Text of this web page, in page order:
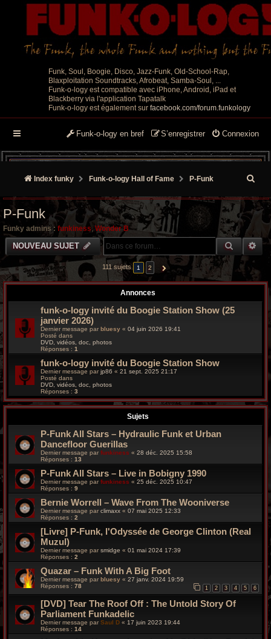
Funk, Soul, Boogie, Disco, Jazz-Funk, Old-School-Rap,
Blaxploitation Soundtracks, Afrobeat, Samba-Soul, ...
Funk-o-logy est compatible avec iPhone, Android, iPad et
Blackberry via l'application Tapatalk
Funk-o-logy est également sur facebook.com/forum.funkology
Connexion
S’enregistrer
Funk-o-logy en bref
Index funky Funk-o-logy Hall of Fame P-Funk
e
h
r
g
o
P-Funk
Funky admins : funkiness, Wonder B
NOUVEAU SUJET
111 sujets 1 2 SUIVANTE
Annonces
funk-o-logy invité du Boogie Station Show (25
janvier 2026)
Dernier message par bluesy « 04 juin 2026 19:41
Posté dans
DVD, vidéos, doc, photos
Réponses : 1
funk-o-logy invité du Boogie Station Show
Dernier message parjp86 « 21 sept. 2025 21:17
Posté dans
DVD, vidéos, doc, photos
Réponses : 3
Sujets
P-Funk All Stars – Hydraulic Funk et Urban
Dancefloor Guerillas
Dernier message par funkiness « 28 déc. 2025 15:58
Réponses : 13
P-Funk All Stars – Live in Bobigny 1990
Dernier message parfunkiness « 25 déc. 2025 10:47
Réponses : 9
Bernie Worrell – Wave From The Wooniverse
Dernier message par climaxx « 07 mai 2025 12:33
Réponses : 2
[Livre] P-Funk, l'Odyssée de George Clinton (Real
Muzul)
Dernier message par smidge « 01 mai 2024 17:39
Réponses : 2
Quazar – Funk With A Big Foot
Dernier message par bluesy « 27 janv. 2024 19:59
Réponses : 78 1 2 3 4 5 6
[DVD] Tear The Roof Off : The Untold Story Of
Parliament Funkadelic
Dernier message par Saul D « 17 juin 2023 19:44
Réponses : 14